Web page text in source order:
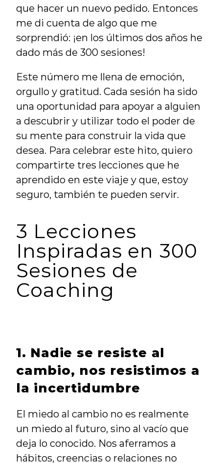
que hacer un nuevo pedido. Entonces
me di cuenta de algo que me
sorprendió: ¡en los últimos dos años he
dado más de 300 sesiones!
Este número me llena de emoción,
orgullo y gratitud. Cada sesión ha sido
una oportunidad para apoyar a alguien
a descubrir y utilizar todo el poder de
su mente para construir la vida que
desea. Para celebrar este hito, quiero
compartirte tres lecciones que he
aprendido en este viaje y que, estoy
seguro, también te pueden servir.
3 Lecciones
Inspiradas en 300
Sesiones de
Coaching
1. Nadie se resiste al
cambio, nos resistimos a
la incertidumbre
El miedo al cambio no es realmente
un miedo al futuro, sino al vacío que
deja lo conocido. Nos aferramos a
hábitos, creencias o relaciones no